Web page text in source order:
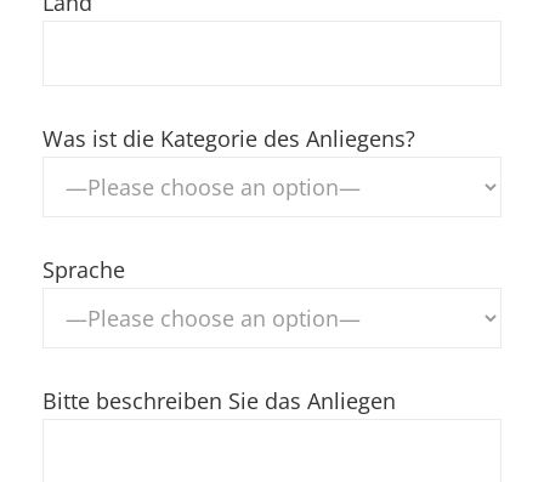
Was ist die Kategorie des Anliegens?
Sprache
Bitte beschreiben Sie das Anliegen